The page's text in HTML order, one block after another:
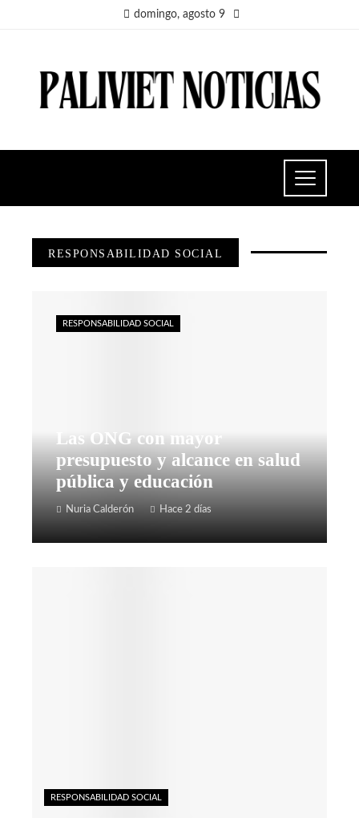
domingo, agosto 9
RESPONSABILIDAD SOCIAL
Las ONG con mayor
presupuesto y alcance en salud
pública y educación
Nuria Calderón Hace 2 días
RESPONSABILIDAD SOCIAL
RESPONSABILIDAD SOCIAL